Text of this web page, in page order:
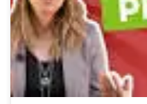
augmenter la visibilité de vos
nombre de spectateurs, il est
référencement de votre